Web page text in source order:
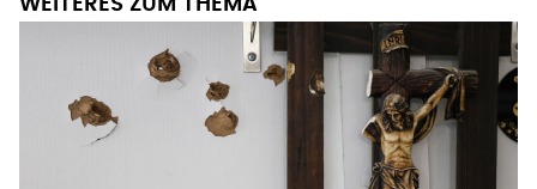
WEITERES ZUM THEMA